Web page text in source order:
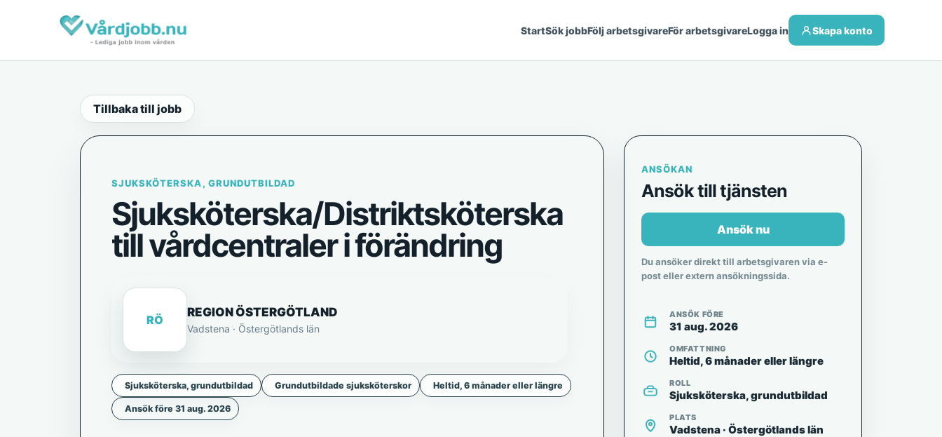
StartSök jobbFölj arbetsgivareFör arbetsgivareLogga in Skapa konto
Tillbaka till jobb
SJUKSKÖTERSKA, GRUNDUTBILDAD
Sjuksköterska/Distriktsköterska
till vårdcentraler i förändring
RÖ
REGION ÖSTERGÖTLAND
Vadstena · Östergötlands län
Sjuksköterska, grundutbildad Grundutbildade sjuksköterskor Heltid, 6 månader eller längre
Ansök före 31 aug. 2026
ANSÖKAN
Ansök till tjänsten
Ansök nu
Du ansöker direkt till arbetsgivaren via e-
post eller extern ansökningssida.
ANSÖK FÖRE
31 aug. 2026
OMFATTNING
Heltid, 6 månader eller längre
ROLL
Sjuksköterska, grundutbildad
PLATS
Vadstena · Östergötlands län